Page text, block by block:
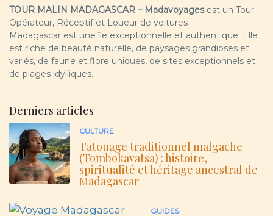
TOUR MALIN MADAGASCAR – Madavoyagesest un Tour
Opérateur, Réceptif et Loueur de voitures
Madagascar est une île exceptionnelle et authentique. Elle
est riche de beauté naturelle, de paysages grandioses et
variés, de faune et flore uniques, de sites exceptionnels et
de plages idylliques.
Derniers articles
CULTURE
Tatouage traditionnel malgache
(Tombokavatsa) : histoire,
spiritualité et héritage ancestral de
Madagascar
GUIDES